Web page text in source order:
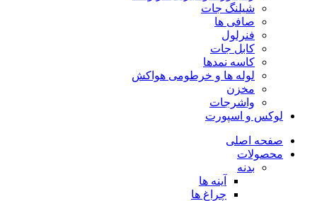
شیلنگ جات
صافی ها
فنرلول
کابل جات
کاسه نمدها
لوله ها و خرطومی هواکش
مخزن
واشرجات
لوکس و اسپورت
صفحه اصلی
محصولات
بدنه
آینه ها
چراغ ها